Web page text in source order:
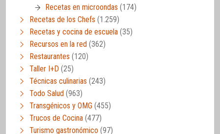
Recetas en microondas (174)
Recetas de los Chefs (1.259)
Recetas y cocina de escuela (35)
Recursos en la red (362)
Restaurantes (120)
Taller I+D (25)
Técnicas culinarias (243)
Todo Salud (963)
Transgénicos y OMG (455)
Trucos de Cocina (477)
Turismo gastronómico (97)